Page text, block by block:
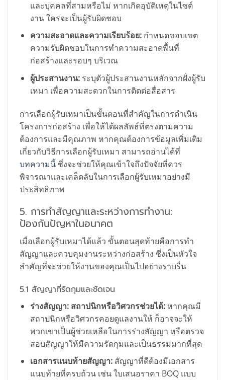
และบุคคลที่สามหรือไม่ หากเกิดอุบัติเหตุในไซต์
งาน ใครจะเป็นผู้รับผิดชอบ
ความสะอาดและความเรียบร้อย:กำหนดขอบเขต
ความรับผิดชอบในการทำความสะอาดพื้นที่
ก่อสร้างและรอบๆ บริเวณ
ผู้ประสานงาน:ระบุตัวผู้ประสานงานหลักจากฝั่งผู้รับ
เหมา เพื่อความสะดวกในการติดต่อสื่อสาร
การเลือกผู้รับเหมาเป็นขั้นตอนที่สำคัญในการดำเนิน
โครงการก่อสร้าง เพื่อให้ได้ผลลัพธ์ที่ตรงตามความ
ต้องการและมีคุณภาพ หากคุณต้องการข้อมูลเพิ่มเติม
เกี่ยวกับวิธีการเลือกผู้รับเหมา สามารถอ่านได้ที่
บทความนี้ซึ่งจะช่วยให้คุณเข้าใจถึงปัจจัยที่ควร
พิจารณาและเคล็ดลับในการเลือกผู้รับเหมาอย่างมี
ประสิทธิภาพ
5. การทำสัญญาและระหว่างการทำงาน:
ป้องกันปัญหาในอนาคต
เมื่อเลือกผู้รับเหมาได้แล้ว ขั้นตอนสุดท้ายคือการทำ
สัญญาและควบคุมงานระหว่างก่อสร้าง ซึ่งเป็นหัวใจ
สำคัญที่จะช่วยให้งานของคุณเป็นไปอย่างราบรื่น
5.1 สัญญาที่รัดกุมและชัดเจน
ร่างสัญญา: สถาปนิกหรือวิศวกรช่วยได้:หากคุณมี
สถาปนิกหรือวิศวกรคอยดูแลงานให้ ก็อาจจะให้
พวกเขาเป็นผู้ช่วยเหลือในการร่างสัญญา หรือตรวจ
สอบสัญญาให้มีความรัดกุมและเป็นธรรมมากที่สุด
เอกสารแนบท้ายสัญญา:สัญญาที่ดีต้องมีเอกสาร
แนบท้ายที่ครบถ้วน เช่น ใบเสนอราคา BOQ แบบ